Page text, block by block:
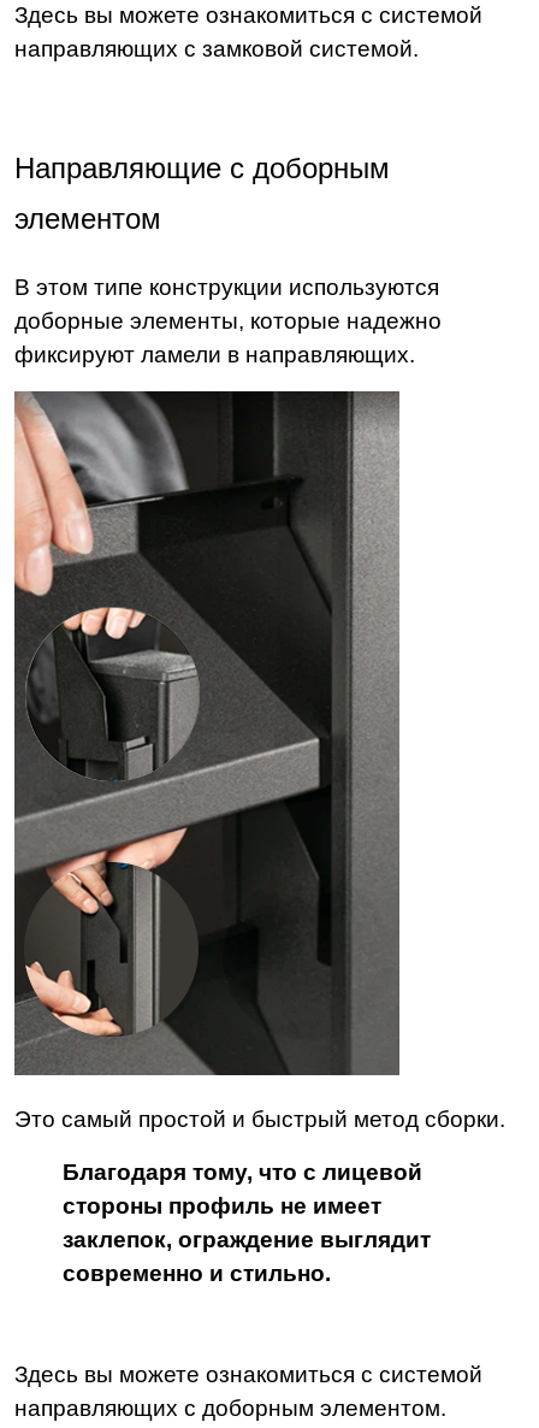
Здесь вы можете ознакомиться с системой
направляющих с замковой системой.
Направляющие с доборным
элементом
В этом типе конструкции используются
доборные элементы, которые надежно
фиксируют ламели в направляющих.
Это самый простой и быстрый метод сборки.
Благодаря тому, что с лицевой
стороны профиль не имеет
заклепок, ограждение выглядит
современно и стильно.
Здесь вы можете ознакомиться с системой
направляющих с доборным элементом.